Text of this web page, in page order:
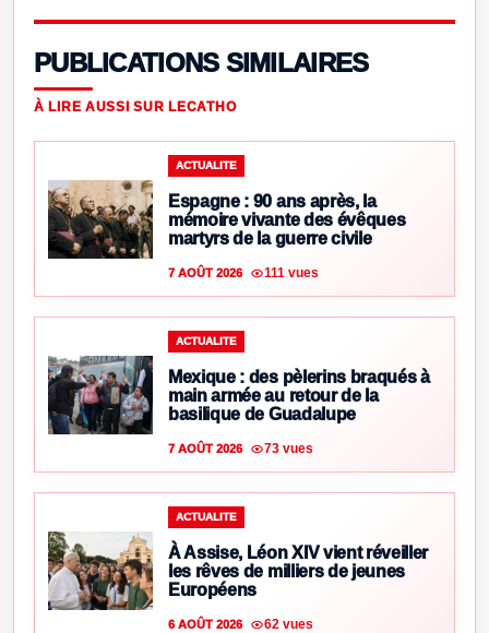
PUBLICATIONS SIMILAIRES
À LIRE AUSSI SUR LECATHO
ACTUALITE
Espagne : 90 ans après, la
mémoire vivante des évêques
martyrs de la guerre civile
7 AOÛT 2026 111 vues
ACTUALITE
Mexique : des pèlerins braqués à
main armée au retour de la
basilique de Guadalupe
7 AOÛT 2026 73 vues
ACTUALITE
À Assise, Léon XIV vient réveiller
les rêves de milliers de jeunes
Européens
6 AOÛT 2026 62 vues